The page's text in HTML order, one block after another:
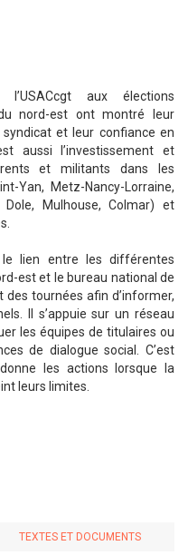
aux élections
nord-est ont montré leur
et leur confiance en
aussi l’investissement et
et militants dans les
Yan, Metz-Nancy-Lorraine,
Dole, Mulhouse, Colmar) et
lien entre les différentes
est et le bureau national de
des tournées afin d’informer,
Il s’appuie sur un réseau
les équipes de titulaires ou
de dialogue social. C’est
les actions lorsque la
leurs limites.
TEXTES ET DOCUMENTS